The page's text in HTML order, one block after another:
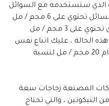
الذي ستستخدمه مع السوائل
الجاهزة : مثلا عند مزج زجاجة من السائل تحتوي على 6 مجم / مل
من النيكوتين مع زجاجة سائل اخرى تحتوي على 3 مجم / مل
. في هذه الحالة ، عليك اتباع نفس
الإجراء ولكن بسعات أكبر واستخدام 20 مجم / مل لنسبة
المصنعة زجاجات سعة
النيكوتين ، والتي تحتاج